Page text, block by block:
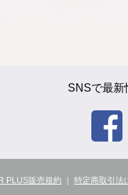
SNSで最新
PLUS販売規約 特定商取引法